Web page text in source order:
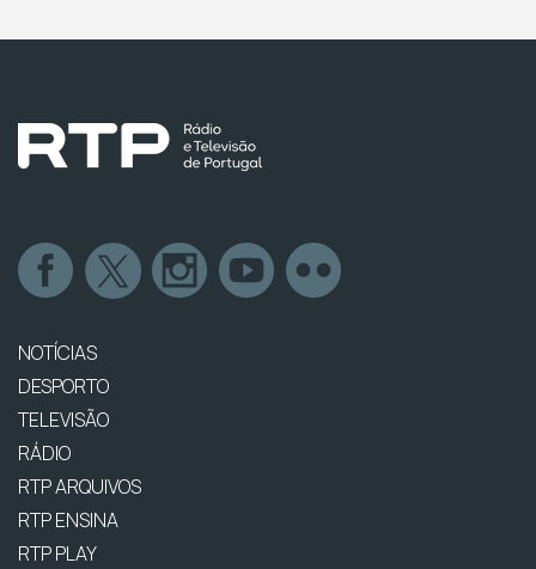
NOTÍCIAS
DESPORTO
TELEVISÃO
RÁDIO
RTP ARQUIVOS
RTP ENSINA
RTP PLAY